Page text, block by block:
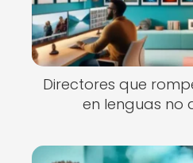
Directores que
en lenguas no